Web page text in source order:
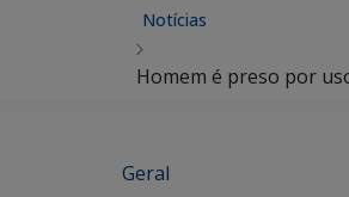
Notícias
Homem é preso por
Geral